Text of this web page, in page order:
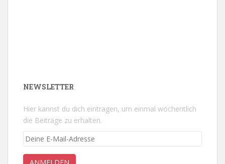
NEWSLETTER
Hier kannst du dich eintragen, um einmal wöchentlich
die Beiträge zu erhalten.